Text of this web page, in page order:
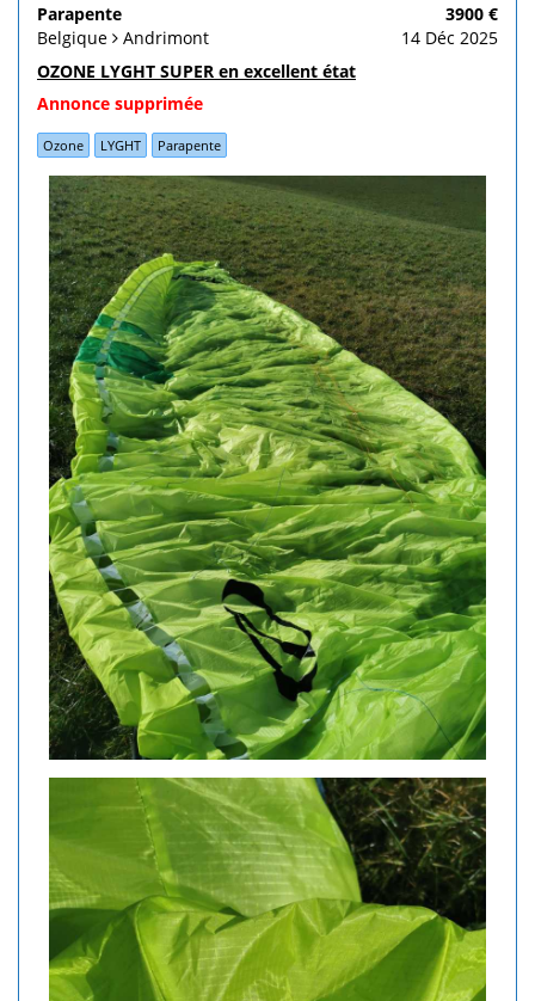
Parapente
3900 €
Belgique
Andrimont
14 Déc 2025
OZONE LYGHT SUPER en excellent état
Annonce supprimée
Ozone LYGHT Parapente